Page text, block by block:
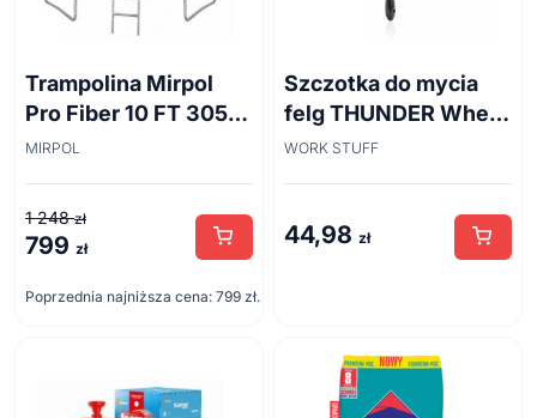
Trampolina Mirpol
Pro Fiber 10 FT 305
cm + siatka
MIRPOL
1 248zł
Pierwotna
wynosiła:
799 zł
Aktualna
wynosi:
Poprzednia najniższa cena: 799 zł.
Szczotka do mycia
felg THUNDER Wheel
Brush 45cm
WORK STUFF
44,98 zł